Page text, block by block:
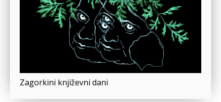
Zagorkini književni dani